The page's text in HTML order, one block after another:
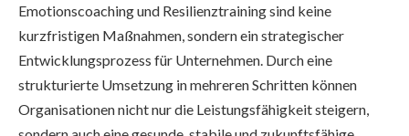
Emotionscoaching und Resilienztraining sind keine
kurzfristigen Maßnahmen, sondern ein strategischer
Entwicklungsprozess für Unternehmen. Durch eine
strukturierte Umsetzung in mehreren Schritten können
Organisationen nicht nur die Leistungsfähigkeit steigern,